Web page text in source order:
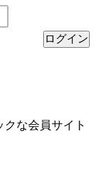
な会員サイト